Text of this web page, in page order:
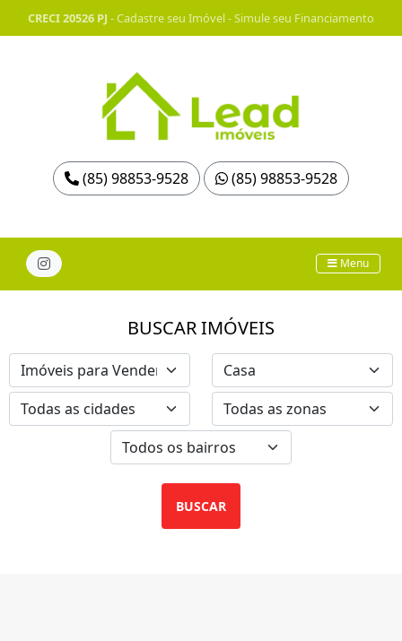
CRECI 20526 PJ -Cadastre seu Imóvel-Simule seu Financiamento
(85) 98853-9528 (85) 98853-9528
Menu
BUSCAR IMÓVEIS
BUSCAR